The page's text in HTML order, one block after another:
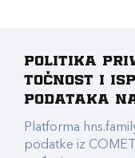
Politika
točnost i
podataka
Platforma
podatke iz